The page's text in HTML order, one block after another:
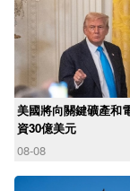
美國將向關鍵礦產和
資30億美元
08-08